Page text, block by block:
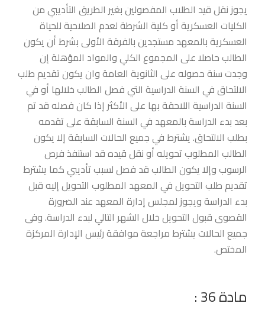
يجوز نقل قيد الطلاب المفصولين بغير الطريق التأديبي من
الكليات العسكرية أو كلية الشرطة لعدم الصلاحية للحياة
العسكرية بالمعهد مستجدين بالفرقة الأولى بشرط أن يكون
الطالب حاصلا على المجموع الكلي والمواد المؤهلة إن
وجدت سنة حصوله على الثانوية العامة وان يكون تقديم طلب
الالتحاق في السنة الدراسية التي فصل الطالب خلالها أو في
السنة الدراسية اللاحقة بها على الأكثر إذا كان فصله قد تم
بعد بدء الدراسة بالمعهد في السنة السابقة على تقدمه
بطلب الالتحاق. يشترط في جميع الحالات السابقة إلا يكون
الطالب المطلوب تحويله أو نقل قيده قد استنفذ فرص
الرسوب وإلا يكون الطالب قد فصل لسبب تأديبي كما يشترط
تقديم طلب التحويل في المعهد المطلوب التحويل إليه قبل
بدء الدراسة ويجوز لمجلس إدارة المعهد عند الضرورة
القصوى قبول التحويل خلال الشهر التالي لبدء الدراسة. وفى
جميع الحالات يشترط مراجعة موافقة رئيس الإدارة المركزة
المختص.
مادة 36 :